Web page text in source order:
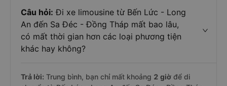
Câu hỏi: Đi xe limousine từ Bến Lức - Long
An đến Sa Đéc - Đồng Tháp mất bao lâu,
có mất thời gian hơn các loại phương tiện
khác hay không?
Trả lời: Trung bình, bạn chỉ mất khoảng 2 giờ để di